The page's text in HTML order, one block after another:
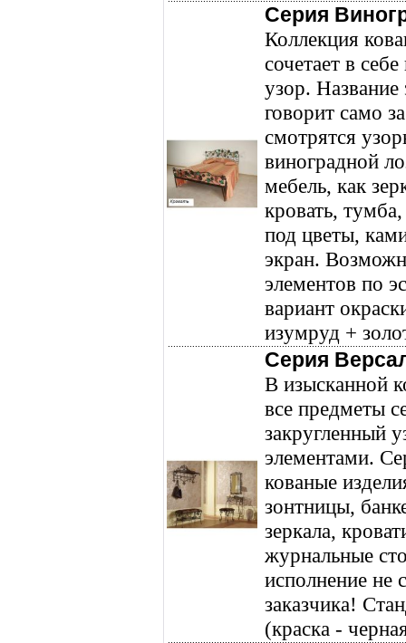
Серия
Коллекция
сочетает в
узор.
говорит само
смотрятся
виноградной
мебель, как
кровать,
под цветы,
экран.
элементов по
вариант
изумруд +
Серия
В изысканной
все предметы
закругленный
элементами.
кованые
зонтницы,
зеркала,
журнальные
исполнение не
заказчика!
(краска -